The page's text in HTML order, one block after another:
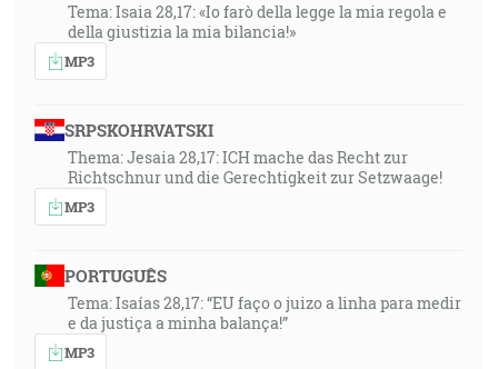
Tema: Isaia 28,17: «Io farò della legge la mia regola e
della giustizia la mia bilancia!»
MP3
SRPSKOHRVATSKI
Thema: Jesaia 28,17: ICH mache das Recht zur
Richtschnur und die Gerechtigkeit zur Setzwaage!
MP3
PORTUGUÊS
Tema: Isaías 28,17: “EU faço o juizo a linha para medir
e da justiça a minha balança!”
MP3